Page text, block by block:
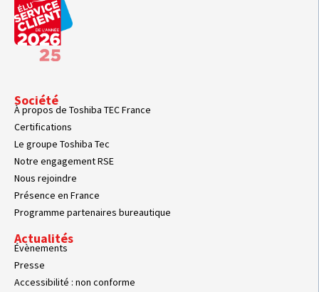
Société
À propos de Toshiba TEC France
Certifications
Le groupe Toshiba Tec
Notre engagement RSE
Nous rejoindre
Présence en France
Programme partenaires bureautique
Actualités
Évènements
Presse
Accessibilité : non conforme